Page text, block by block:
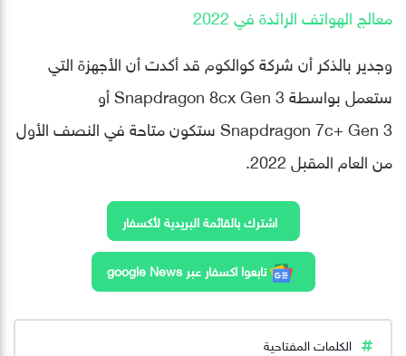
معالج الهواتف الرائدة في 2022
وجدير بالذكر أن شركة كوالكوم قد أكدت أن الأجهزة التي
ستعمل بواسطة Snapdragon 8cx Gen 3 أو
Snapdragon 7c+ Gen 3 ستكون متاحة في النصف الأول
من العام المقبل 2022.
اشترك بالقائمة البريدية لأكسفار
تابعوا اكسفار عبر google News
الكلمات المفتاحية